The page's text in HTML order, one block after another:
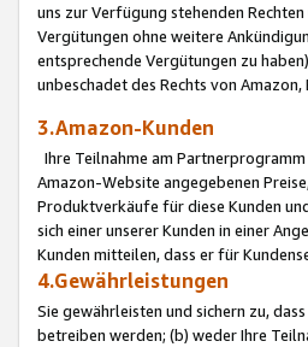
uns zur Verfügung stehenden
Vergütungen ohne weitere
entsprechende Vergütungen zu
unbeschadet des Rechts von
3.Amazon-Kunden
Ihre Teilnahme am
Amazon-Website angegebenen
Produktverkäufe für diese Kunden
sich einer unserer Kunden in einer
Kunden mitteilen, dass er für
4.Gewährleistungen
Sie gewährleisten und sichern zu,
betreiben werden; (b) weder Ihre